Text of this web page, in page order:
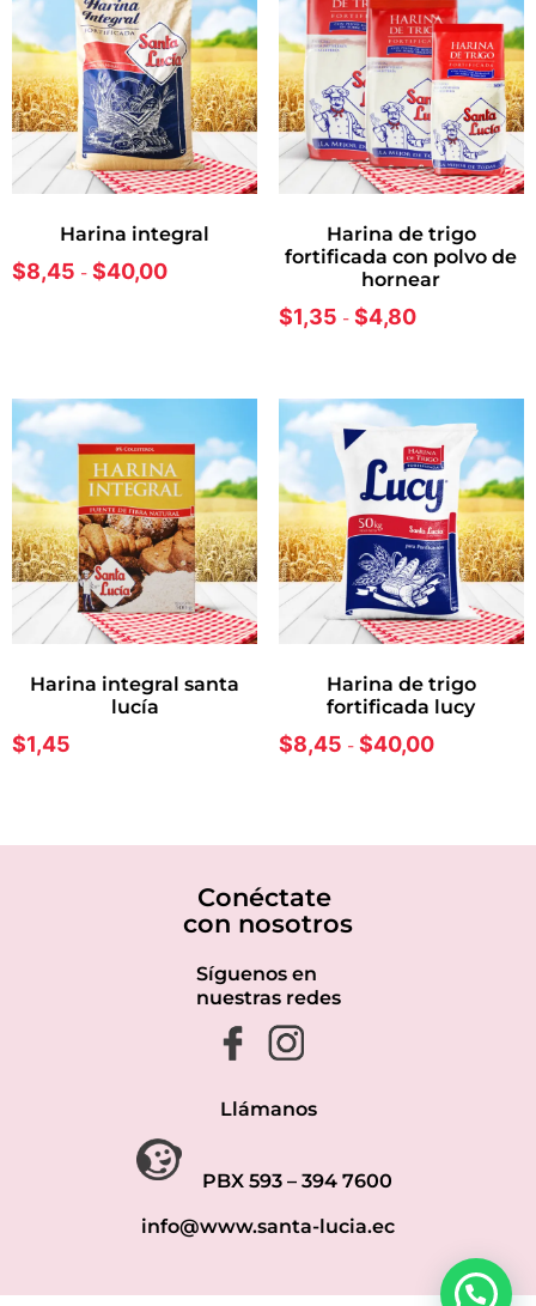
harina integral
$8,45 - $40,00
harina de trigo
fortificada con polvo de
hornear
$1,35 - $4,80
harina integral santa
lucía
$1,45
harina de trigo
fortificada lucy
$8,45 - $40,00
Conéctate
con nosotros
Síguenos en
nuestras redes
Llámanos
PBX 593 – 394 7600
info@www.santa-lucia.ec